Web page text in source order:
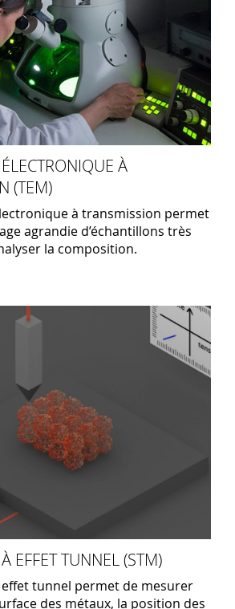
À
(TEM)
à transmission permet
agrandie d’échantillons très
la composition.
EFFET TUNNEL (STM)
tunnel permet de mesurer
des métaux, la position des